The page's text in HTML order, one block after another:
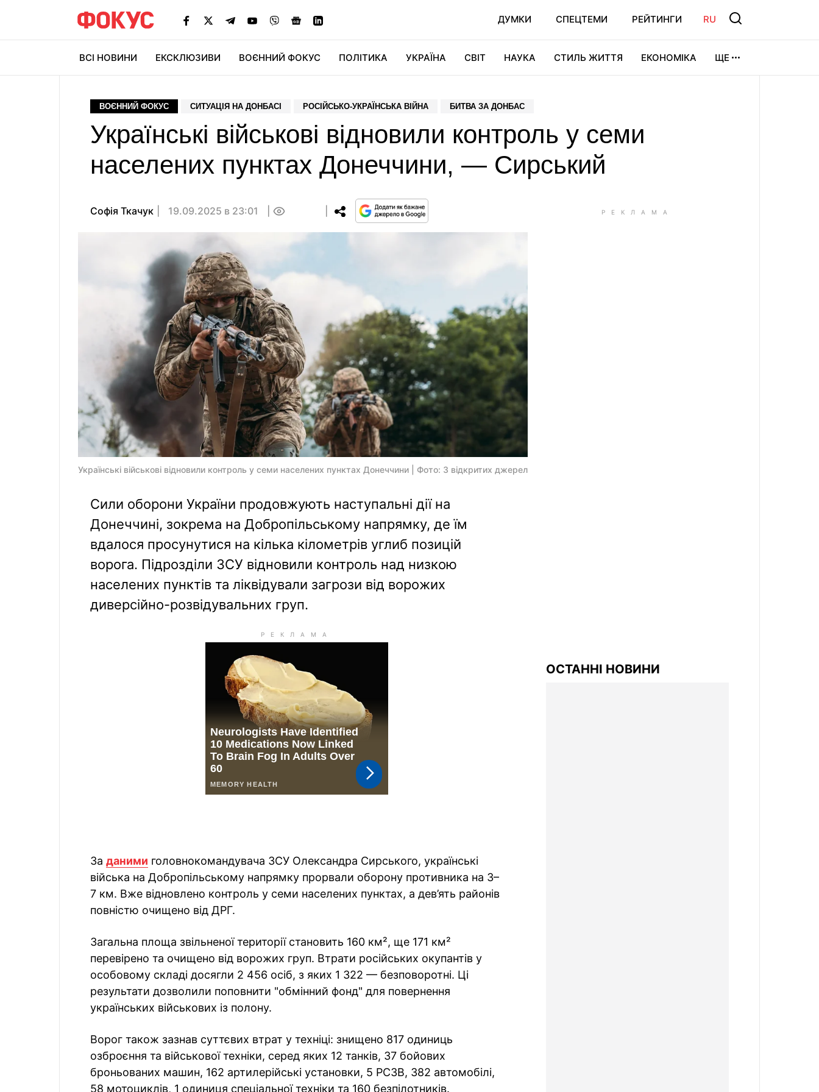
ДУМКИ СПЕЦТЕМИ РЕЙТИНГИ RU
ВСІ НОВИНИ ЕКСКЛЮЗИВИ ВОЄННИЙ ФОКУС ПОЛІТИКА УКРАЇНА СВІТ НАУКА СТИЛЬ ЖИТТЯ ЕКОНОМІКА ЩЕ
ВОЄННИЙ ФОКУС СИТУАЦІЯ НА ДОНБАСІ РОСІЙСЬКО-УКРАЇНСЬКА ВІЙНА БИТВА ЗА ДОНБАС
Українські військові відновили контроль у семи
населених пунктах Донеччини, — Сирський
Софія Ткачук 19.09.2025 в 23:01
Українські військові відновили контроль у семи населених пунктах Донеччини | Фото: З відкритих джерел
Сили оборони України продовжують наступальні дії на
Донеччині, зокрема на Добропільському напрямку, де їм
вдалося просунутися на кілька кілометрів углиб позицій
ворога. Підрозділи ЗСУ відновили контроль над низкою
населених пунктів та ліквідували загрози від ворожих
диверсійно-розвідувальних груп.
За даними головнокомандувача ЗСУ Олександра Сирського, українські
війська на Добропільському напрямку прорвали оборону противника на 3–
7 км. Вже відновлено контроль у семи населених пунктах, а дев’ять районів
повністю очищено від ДРГ.
Загальна площа звільненої території становить 160 км², ще 171 км²
перевірено та очищено від ворожих груп. Втрати російських окупантів у
особовому складі досягли 2 456 осіб, з яких 1 322 — безповоротні. Ці
результати дозволили поповнити "обмінний фонд" для повернення
українських військових із полону.
Ворог також зазнав суттєвих втрат у техніці: знищено 817 одиниць
озброєння та військової техніки, серед яких 12 танків, 37 бойових
броньованих машин, 162 артилерійські установки, 5 РСЗВ, 382 автомобілі,
58 мотоциклів, 1 одиниця спеціальної техніки та 160 безпілотників.
ОСТАННІ НОВИНИ